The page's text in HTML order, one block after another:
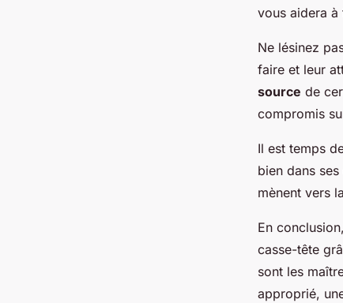
vous aidera
Ne lésinez
faire et leur
source de
compromis
Il est temps
bien dans
mènent vers
En
casse-tête
sont les
approprié,